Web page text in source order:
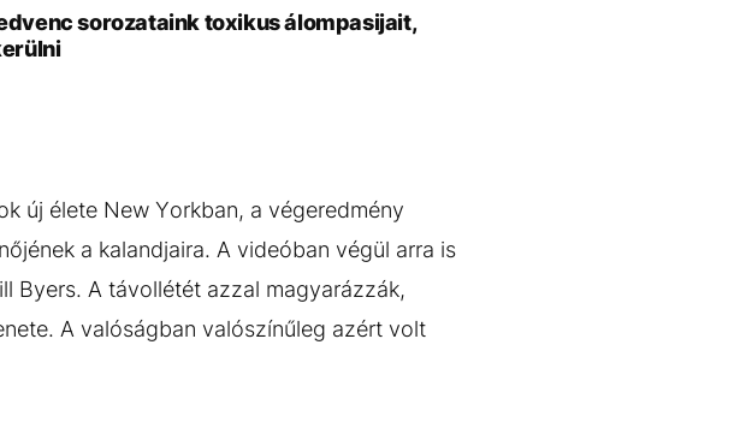
sorozataink toxikus álompasijait,
új élete New Yorkban, a végeredmény
a kalandjaira. A videóban végül arra is
Byers. A távollétét azzal magyarázzák,
A valóságban valószínűleg azért volt